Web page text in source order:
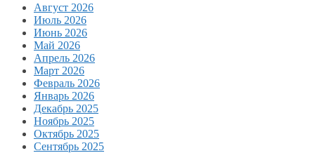
Август 2026
Июль 2026
Июнь 2026
Май 2026
Апрель 2026
Март 2026
Февраль 2026
Январь 2026
Декабрь 2025
Ноябрь 2025
Октябрь 2025
Сентябрь 2025